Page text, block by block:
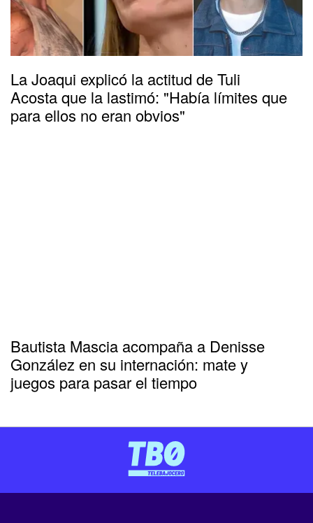
La Joaqui explicó la actitud de Tuli
Acosta que la lastimó: "Había límites que
para ellos no eran obvios"
Bautista Mascia acompaña a Denisse
González en su internación: mate y
juegos para pasar el tiempo